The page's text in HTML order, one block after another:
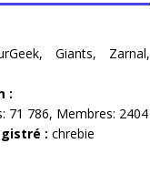
, Giants, Zarnal,
:
71 786, Membres: 2404
: chrebie